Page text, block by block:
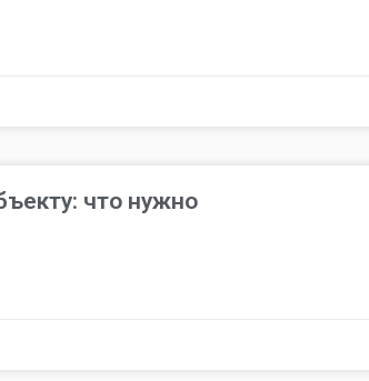
что нужно